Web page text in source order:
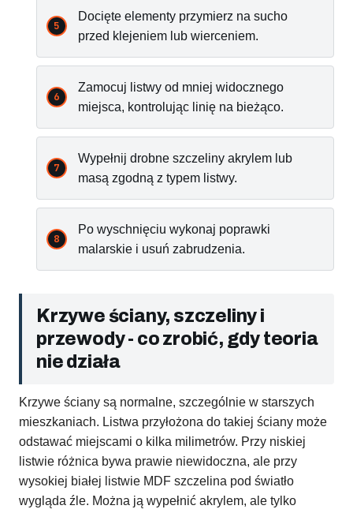
Docięte elementy przymierz na sucho
przed klejeniem lub wierceniem.
Zamocuj listwy od mniej widocznego
miejsca, kontrolując linię na bieżąco.
Wypełnij drobne szczeliny akrylem lub
masą zgodną z typem listwy.
Po wyschnięciu wykonaj poprawki
malarskie i usuń zabrudzenia.
Krzywe ściany, szczeliny i
przewody - co zrobić, gdy teoria
nie działa
Krzywe ściany są normalne, szczególnie w starszych
mieszkaniach. Listwa przyłożona do takiej ściany może
odstawać miejscami o kilka milimetrów. Przy niskiej
listwie różnica bywa prawie niewidoczna, ale przy
wysokiej białej listwie MDF szczelina pod światło
wygląda źle. Można ją wypełnić akrylem, ale tylko